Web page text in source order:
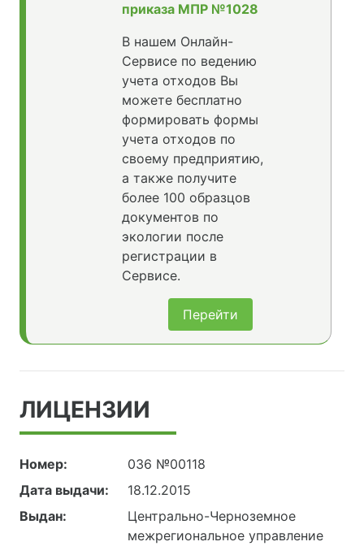
приказа МПР №1028
В нашем Онлайн-
Сервисе по ведению
учета отходов Вы
можете бесплатно
формировать формы
учета отходов по
своему предприятию,
а также получите
более 100 образцов
документов по
экологии после
регистрации в
Сервисе.
Перейти
ЛИЦЕНЗИИ
Номер:
036 №00118
Дата выдачи:
18.12.2015
Выдан:
Центрально-Черноземное
межрегиональное управление